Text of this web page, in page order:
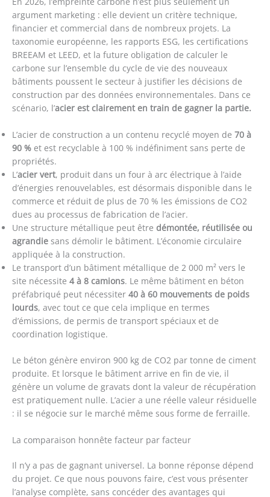
argument marketing : elle devient un critère technique,
financier et commercial dans de nombreux projets. La
taxonomie européenne, les rapports ESG, les certifications
BREEAM et LEED, et la future obligation de calculer le
carbone sur l’ensemble du cycle de vie des nouveaux
bâtiments poussent le secteur à justifier les décisions de
construction par des données environnementales. Dans ce
scénario, l’acier est clairement en train de gagner la partie.
L’acier de construction a un contenu recyclé moyen de 70 à
90 % et est recyclable à 100 % indéfiniment sans perte de
propriétés.
L’acier vert, produit dans un four à arc électrique à l’aide
d’énergies renouvelables, est désormais disponible dans le
commerce et réduit de plus de 70 % les émissions de CO2
dues au processus de fabrication de l’acier.
Une structure métallique peut être démontée, réutilisée ou
agrandie sans démolir le bâtiment. L’économie circulaire
appliquée à la construction.
Le transport d’un bâtiment métallique de 2 000 m² vers le
site nécessite 4 à 8 camions. Le même bâtiment en béton
préfabriqué peut nécessiter 40 à 60 mouvements de poids
lourds, avec tout ce que cela implique en termes
d’émissions, de permis de transport spéciaux et de
coordination logistique.
Le béton génère environ 900 kg de CO2 par tonne de ciment
produite. Et lorsque le bâtiment arrive en fin de vie, il
génère un volume de gravats dont la valeur de récupération
est pratiquement nulle. L’acier a une réelle valeur résiduelle
: il se négocie sur le marché même sous forme de ferraille.
La comparaison honnête facteur par facteur
Il n’y a pas de gagnant universel. La bonne réponse dépend
du projet. Ce que nous pouvons faire, c’est vous présenter
l’analyse complète, sans concéder des avantages qui